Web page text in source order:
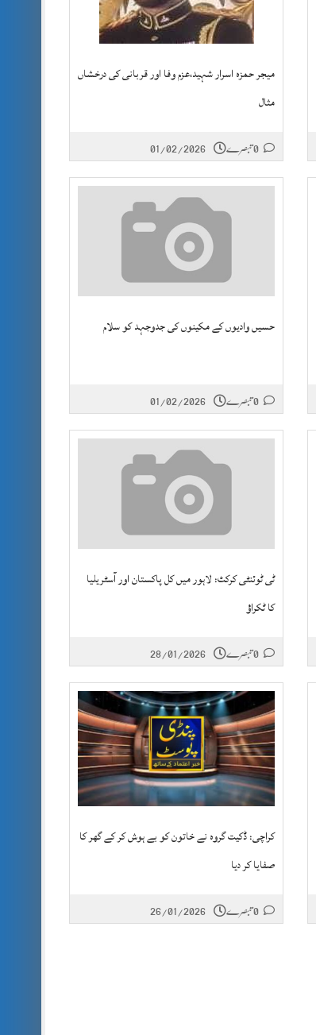
میجر حمزہ اسرار شہید،عزم وفا اور قربانی کی درخشاں
مثال
01/02/2026
حسیں وادیوں کے مکینوں کی جدوجہد کو سلام
01/02/2026
ٹی ٹوئنٹی کرکٹ: لاہور میں کل پاکستان اور آسٹریلیا
کا ٹکراؤ
28/01/2026
کراچی: ڈکیت گروہ نے خاتون کو بے ہوش کر کے گھر کا
صفایا کر دیا
26/01/2026